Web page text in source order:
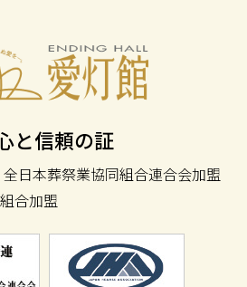
と信頼の証
日本葬祭業協同組合連合会加盟
合加盟
全日本葬祭業協同組合連合会加盟